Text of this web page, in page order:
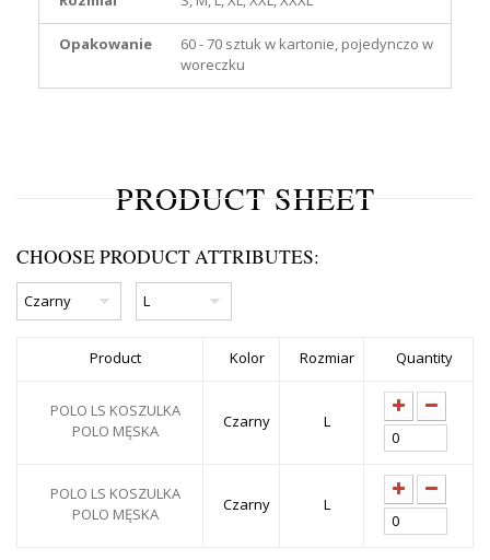
Opakowanie
60 - 70 sztuk w kartonie, pojedynczo w
woreczku
PRODUCT SHEET
CHOOSE PRODUCT ATTRIBUTES:
Product Kolor Rozmiar Quantity
POLO LS KOSZULKA
POLO MĘSKA
Czarny L
POLO LS KOSZULKA
POLO MĘSKA
Czarny L